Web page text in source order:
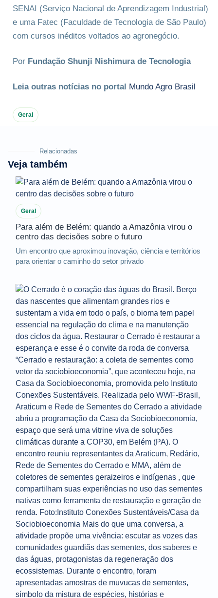
SENAI (Serviço Nacional de Aprendizagem Industrial)
e uma Fatec (Faculdade de Tecnologia de São Paulo)
com cursos inéditos voltados ao agronegócio.
Por Fundação Shunji Nishimura de Tecnologia
Leia outras notícias no portal Mundo Agro Brasil
Geral
Relacionadas
Veja também
Geral
Para além de Belém: quando a Amazônia virou o
centro das decisões sobre o futuro
Um encontro que aproximou inovação, ciência e territórios
para orientar o caminho do setor privado